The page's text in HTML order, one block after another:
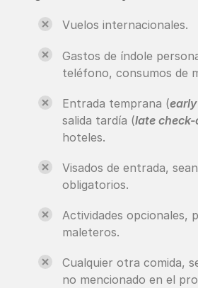
Vuelos internacionales.
Gastos de índole
teléfono, consumos de
Entrada temprana (
salida tardía (late
hoteles.
Visados de entrada,
obligatorios.
Actividades opcionales,
maleteros.
Cualquier otra comida,
no mencionado en el